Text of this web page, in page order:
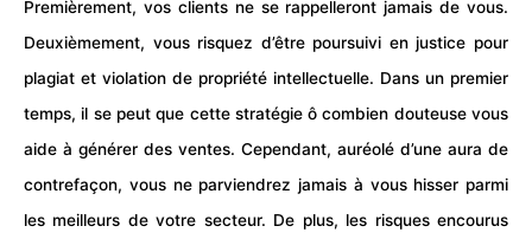
Premièrement, vos clients ne se rappelleront jamais de vous.
Deuxièmement, vous risquez d’être poursuivi en justice pour
plagiat et violation de propriété intellectuelle. Dans un premier
temps, il se peut que cette stratégie ô combien douteuse vous
aide à générer des ventes. Cependant, auréolé d’une aura de
contrefaçon, vous ne parviendrez jamais à vous hisser parmi
les meilleurs de votre secteur. De plus, les risques encourus